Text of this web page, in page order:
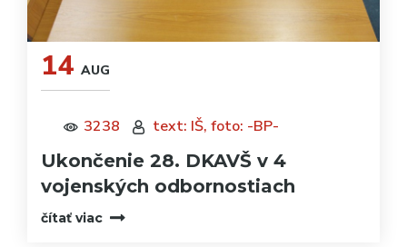
14 AUG
3238 text: IŠ, foto: -BP-
Ukončenie 28. DKAVŠ v 4
vojenských odbornostiach
čítať viac